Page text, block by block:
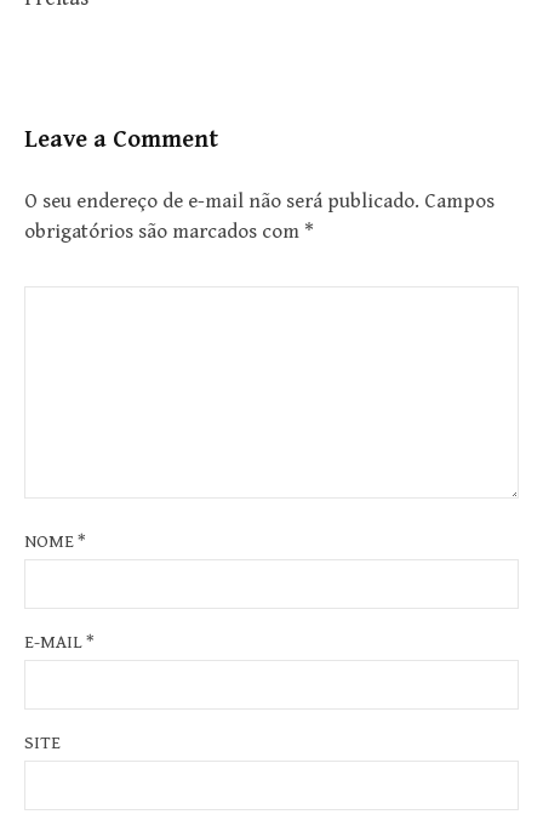
Leave a Comment
O seu endereço de e-mail não será publicado. Campos
obrigatórios são marcados com *
NOME*
E-MAIL*
SITE